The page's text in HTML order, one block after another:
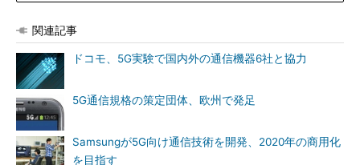
関連記事
ドコモ、5G実験で国内外の通信機器6社と協力
5G通信規格の策定団体、欧州で発足
Samsungが5G向け通信技術を開発、2020年の商用化
を目指す